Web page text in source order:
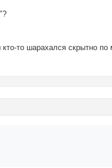
то шарахался скрытно